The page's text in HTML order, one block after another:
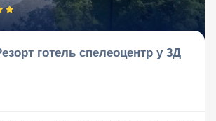
готель спелеоцентр у 3Д